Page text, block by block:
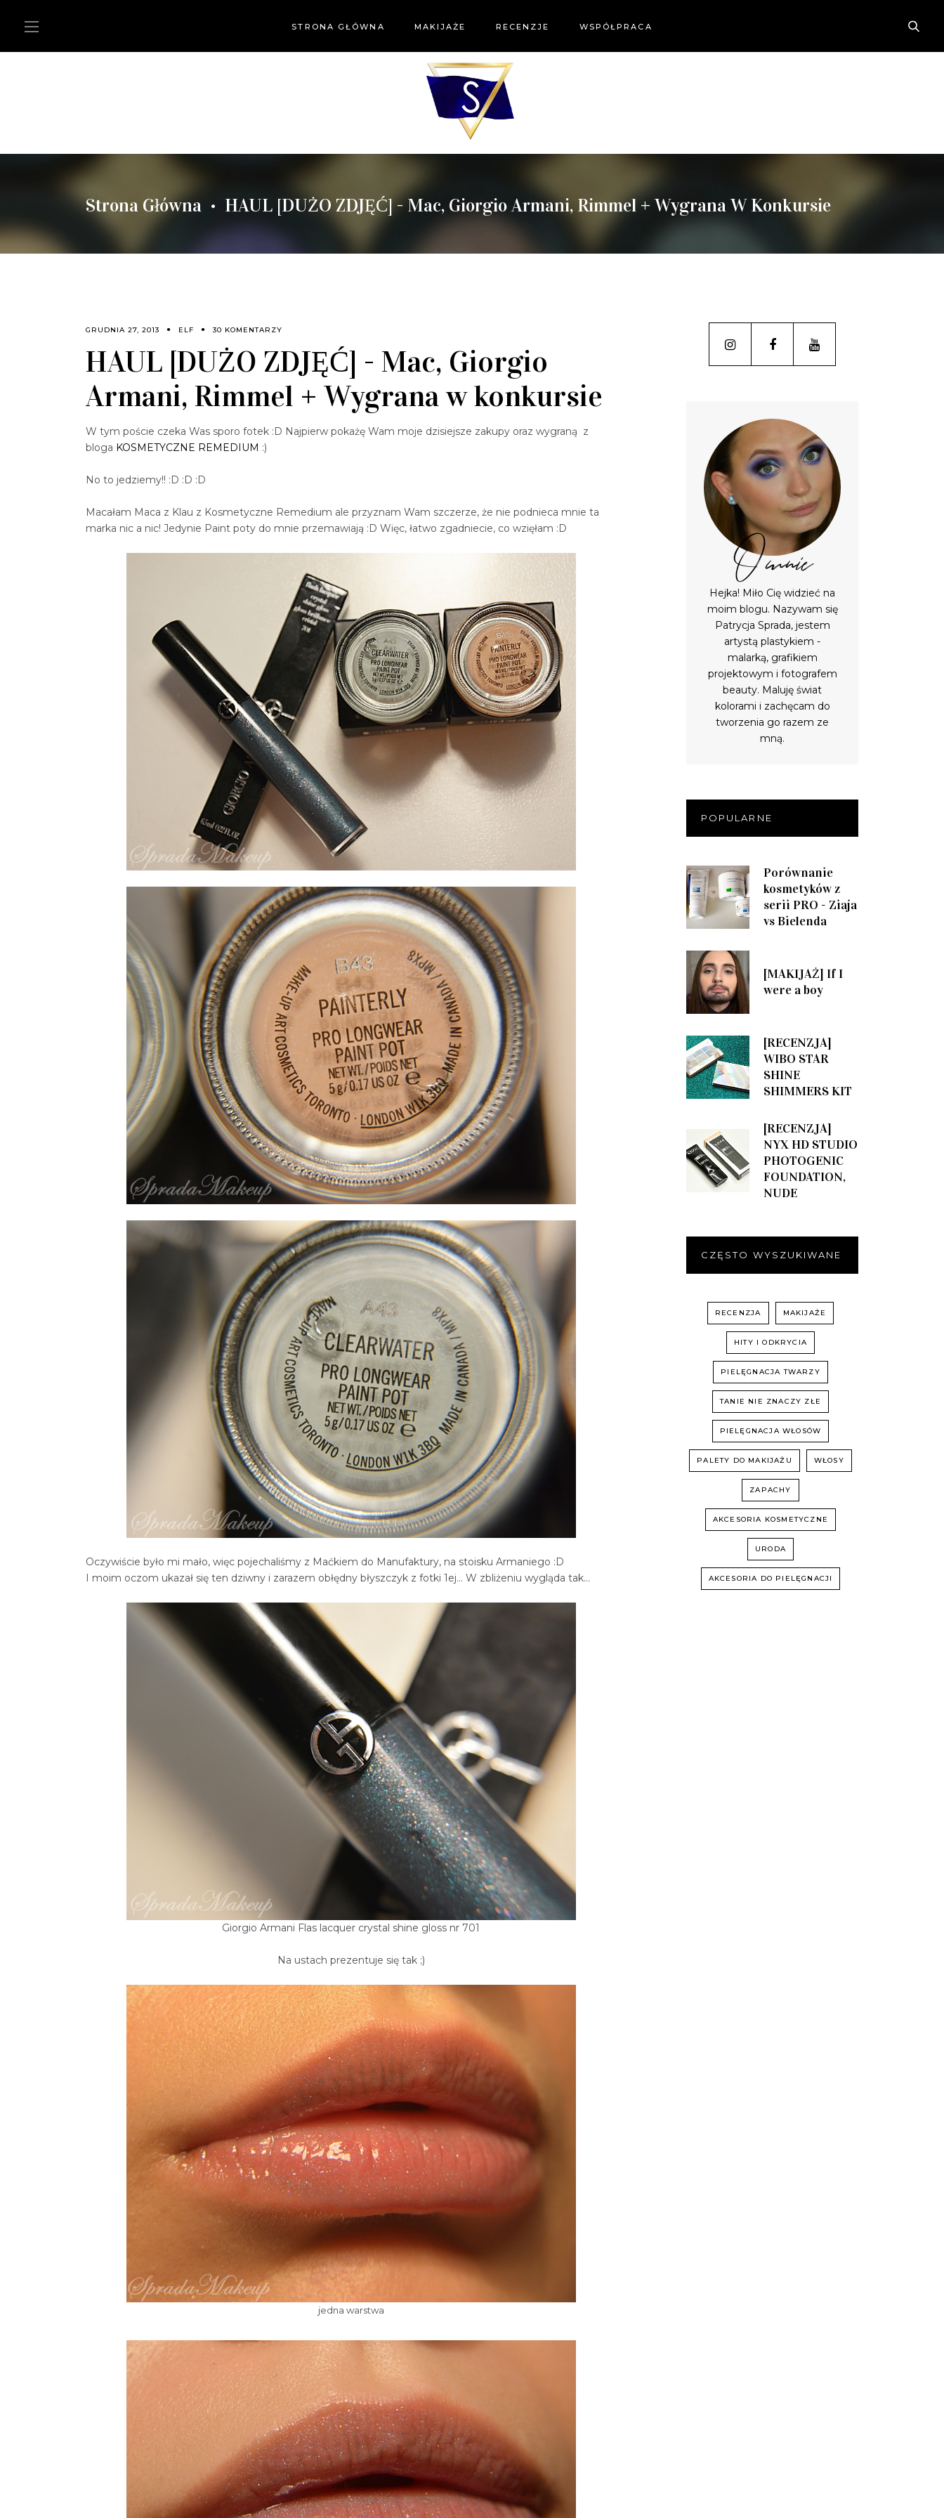
STRONA GŁÓWNA MAKIJAŻE RECENZJE WSPÓŁPRACA
Strona Główna • HAUL [DUŻO ZDJĘĆ] - Mac, Giorgio Armani, Rimmel + Wygrana W Konkursie
GRUDNIA 27, 2013 ELF 30 KOMENTARZY
HAUL [DUŻO ZDJĘĆ] - Mac, Giorgio
Armani, Rimmel + Wygrana w konkursie
W tym poście czeka Was sporo fotek :D Najpierw pokażę Wam moje dzisiejsze zakupy oraz wygraną z
bloga KOSMETYCZNE REMEDIUM :)
No to jedziemy!! :D :D :D
Macałam Maca z Klau z Kosmetyczne Remedium ale przyznam Wam szczerze, że nie podnieca mnie ta
marka nic a nic! Jedynie Paint poty do mnie przemawiają :D Więc, łatwo zgadniecie, co wzięłam :D
Oczywiście było mi mało, więc pojechaliśmy z Maćkiem do Manufaktury, na stoisku Armaniego :D
I moim oczom ukazał się ten dziwny i zarazem obłędny błyszczyk z fotki 1ej... W zbliżeniu wygląda tak...
Giorgio Armani Flas lacquer crystal shine gloss nr 701
Na ustach prezentuje się tak ;)
jedna warstwa
O mnie
Hejka! Miło Cię widzieć na
moim blogu. Nazywam się
Patrycja Sprada, jestem
artystą plastykiem -
malarką, grafikiem
projektowym i fotografem
beauty. Maluję świat
kolorami i zachęcam do
tworzenia go razem ze
mną.
POPULARNE
Porównanie
kosmetyków z
serii PRO - Ziaja
vs Bielenda
[MAKIJAŻ] If I
were a boy
[RECENZJA]
WIBO STAR
SHINE
SHIMMERS KIT
[RECENZJA]
NYX HD STUDIO
PHOTOGENIC
FOUNDATION,
NUDE
CZĘSTO WYSZUKIWANE
RECENZJA MAKIJAŻE
HITY I ODKRYCIA
PIELĘGNACJA TWARZY
TANIE NIE ZNACZY ZŁE
PIELĘGNACJA WŁOSÓW
PALETY DO MAKIJAŻU WŁOSY
ZAPACHY
AKCESORIA KOSMETYCZNE
URODA
AKCESORIA DO PIELĘGNACJI